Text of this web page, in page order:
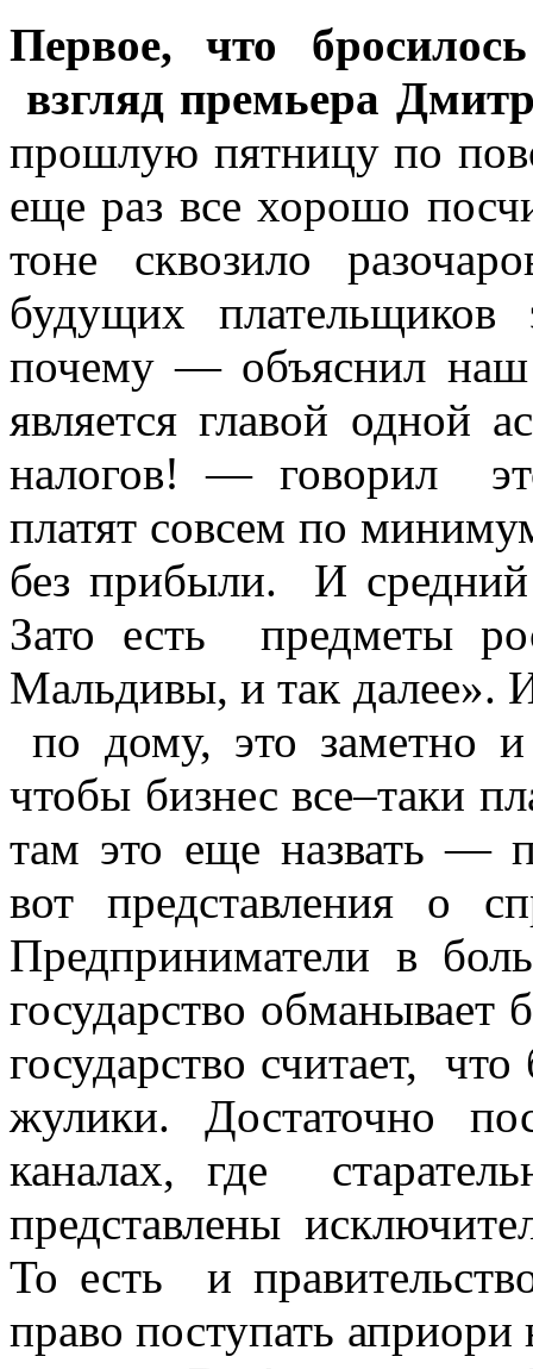
Первое, что
взгляд премьера
прошлую пятницу по
еще раз все хорошо
тоне сквозило
будущих
почему — объяснил наш
является главой одной
налогов! — говорил
платят совсем по
без прибыли. И
Зато есть предметы
Мальдивы, и так далее».
по дому, это заметно и
чтобы бизнес все–таки
там это еще назвать —
вот представления о
Предприниматели в
государство обманывает
государство считает,
жулики. Достаточно
каналах, где
представлены
То есть и
право поступать